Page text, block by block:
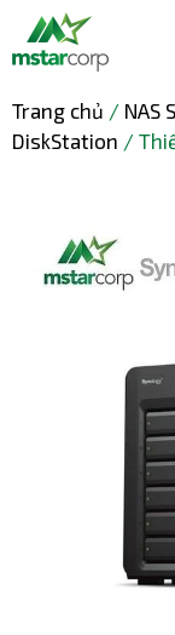
Trang chủ / NAS
DiskStation /